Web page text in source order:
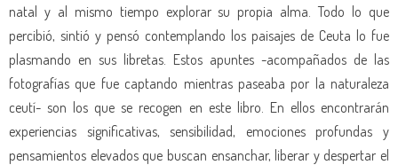
natal y al mismo tiempo explorar su propia alma. Todo lo que
percibió, sintió y pensó contemplando los paisajes de Ceuta lo fue
plasmando en sus libretas. Estos apuntes -acompañados de las
fotografías que fue captando mientras paseaba por la naturaleza
ceutí- son los que se recogen en este libro. En ellos encontrarán
experiencias significativas, sensibilidad, emociones profundas y
pensamientos elevados que buscan ensanchar, liberar y despertar el